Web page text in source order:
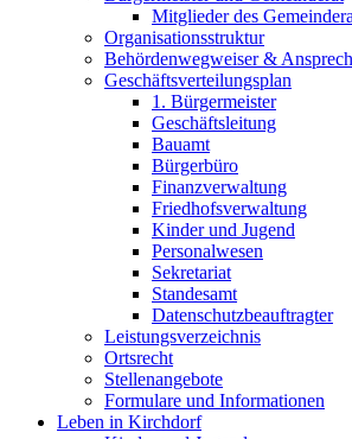
Mitglieder des
Organisationsstruktur
Behördenwegweiser &
Geschäftsverteilungsplan
1. Bürgermeister
Geschäftsleitung
Bauamt
Bürgerbüro
Finanzverwaltung
Friedhofsverwaltung
Kinder und Jugend
Personalwesen
Sekretariat
Standesamt
Datenschutzbeauftragter
Leistungsverzeichnis
Ortsrecht
Stellenangebote
Formulare und Informationen
Leben in Kirchdorf